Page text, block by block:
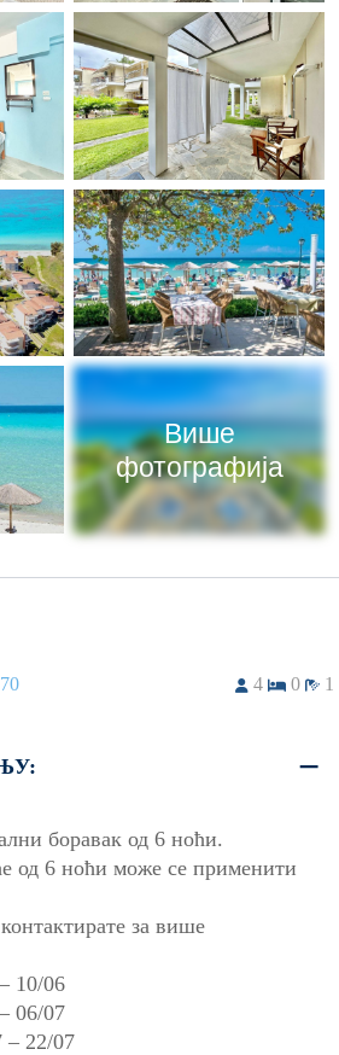
Више
фотографија
4 0 1
боравак од 6 ноћи.
од 6 ноћи може се применити
за више
– 10/06
– 06/07
– 22/07